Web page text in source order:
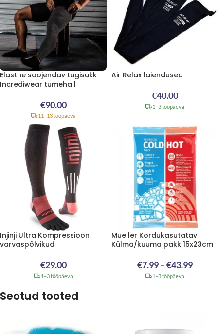
Elastne soojendav tugisukk
Incrediwear tumehall
€90.00
11–13 tööpäeva
Air Relax laiendused
€40.00
1–3 tööpäeva
Injinji Ultra Kompressioon
varvaspõlvikud
€29.00
1–3 tööpäeva
Mueller Kordukasutatav
Külma/kuuma pakk 15x23cm
€7.99 –€43.99
1–3 tööpäeva
Seotud tooted